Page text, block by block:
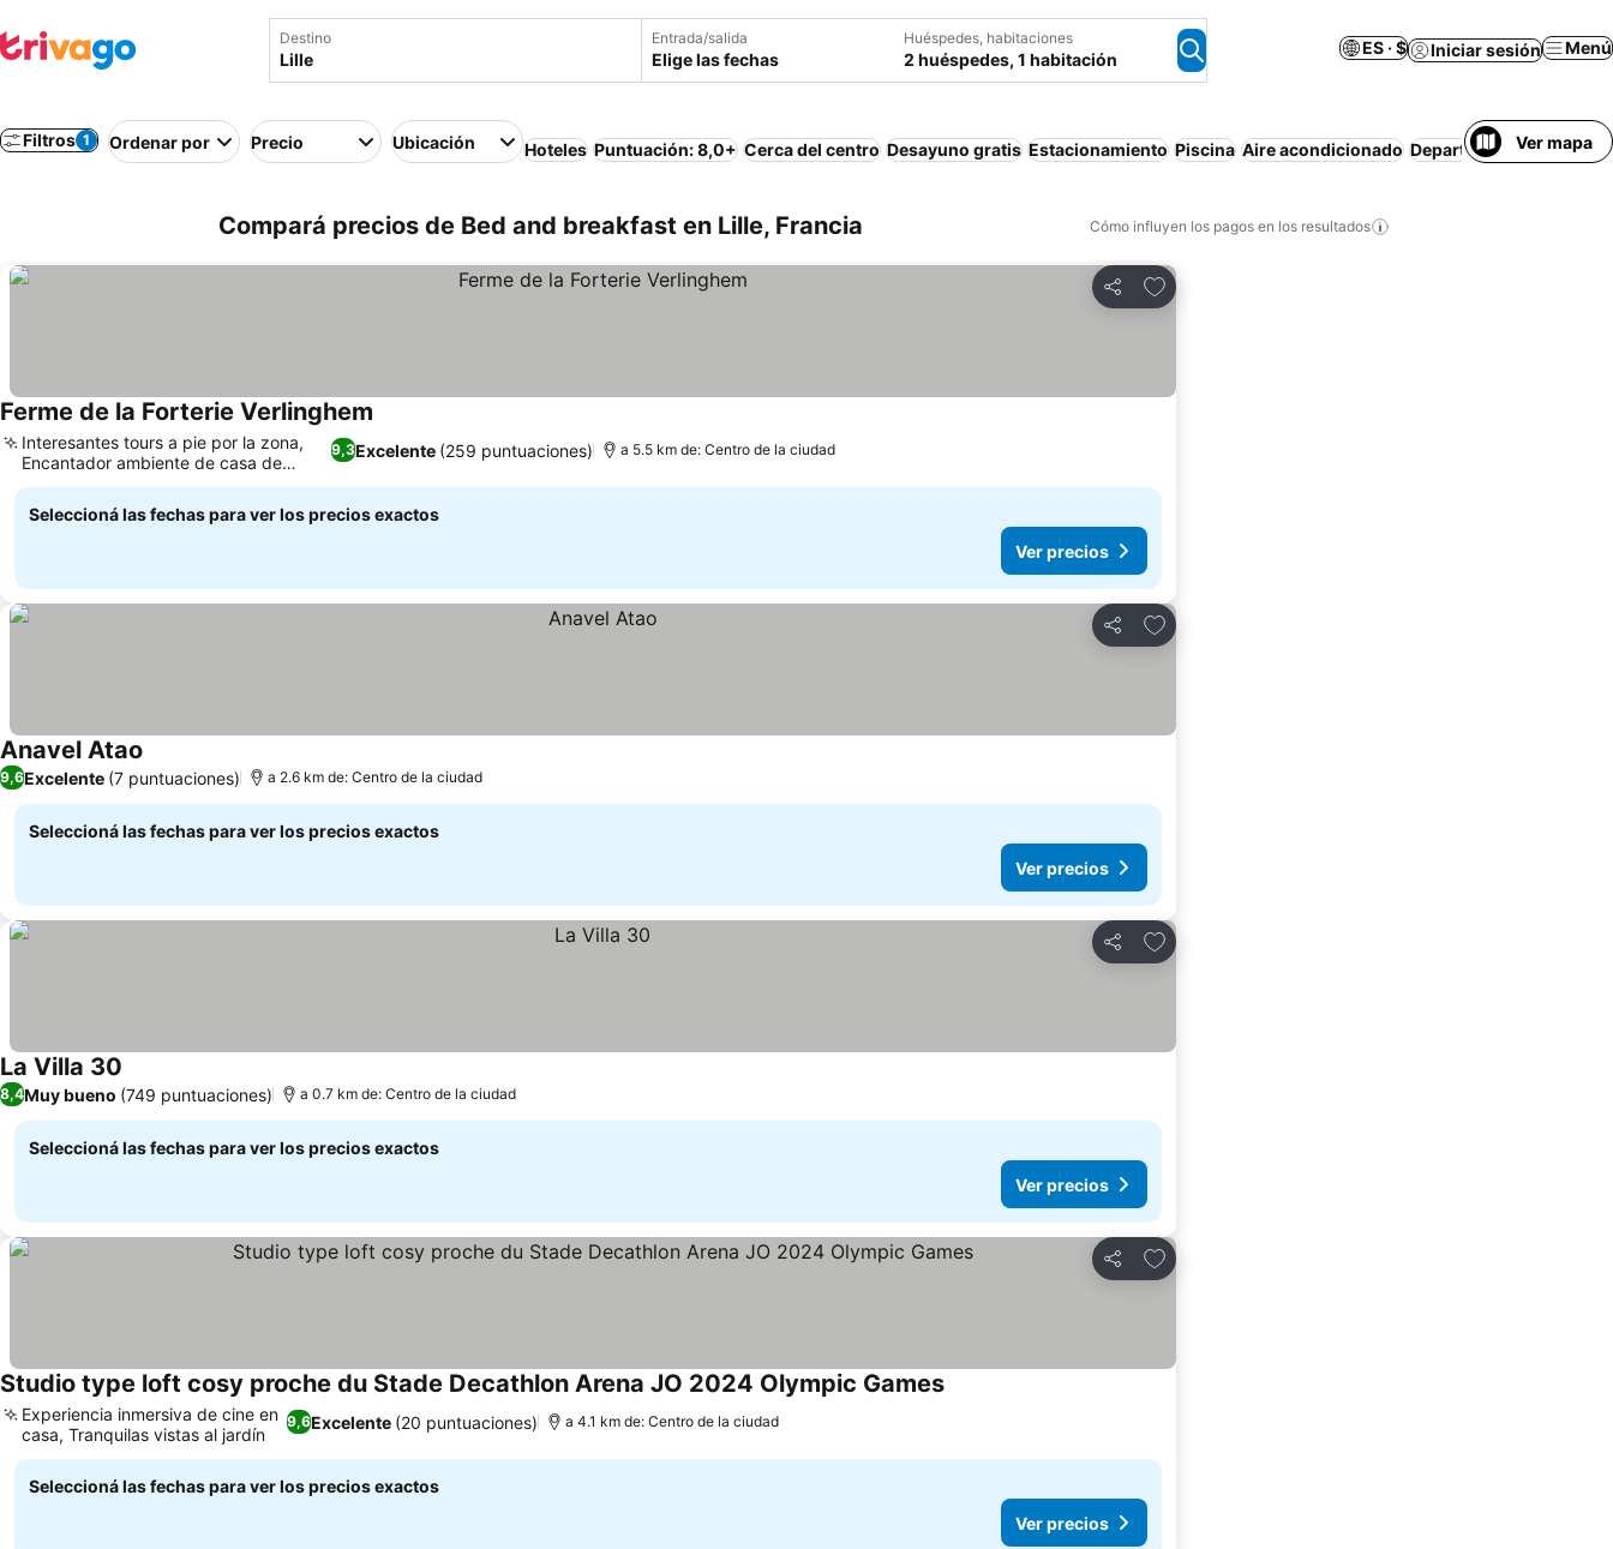
Destino Entrada/salida
Elige las fechas
Huéspedes, habitaciones
2 huéspedes, 1 habitación
ES · $ Iniciar sesión Menú
Filtros 1 Ordenar por Precio Ubicación Hoteles Puntuación: 8,0+ Cerca del centro Desayuno gratis Estacionamiento Piscina Aire acondicionado Departamento equipado
Ver mapa
Compará precios de Bed and breakfast en Lille, Francia Cómo influyen los pagos en los resultados
Compartir
Añadir a favoritos
Ferme de la Forterie Verlinghem
9,3Excelente (259 puntuaciones)
Interesantes tours a pie por la zona,
Encantador ambiente de casa de
campo rural
a 5.5 km de: Centro de la ciudad
Seleccioná las fechas para ver los precios exactos
Ver precios
Compartir
Añadir a favoritos
Anavel Atao
9,6Excelente (7 puntuaciones) a 2.6 km de: Centro de la ciudad
Seleccioná las fechas para ver los precios exactos
Ver precios
Compartir
Añadir a favoritos
La Villa 30
8,4Muy bueno (749 puntuaciones) a 0.7 km de: Centro de la ciudad
Seleccioná las fechas para ver los precios exactos
Ver precios
Compartir
Añadir a favoritos
Studio type loft cosy proche du Stade Decathlon Arena JO 2024 Olympic GamesVer precios
9,6Excelente (20 puntuaciones)
Experiencia inmersiva de cine en
casa, Tranquilas vistas al jardín
a 4.1 km de: Centro de la ciudad
Seleccioná las fechas para ver los precios exactos
Ver precios